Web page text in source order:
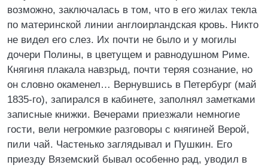
возможно, заключалась в том, что в его жилах текла
по материнской линии англоирландская кровь. Никто
не видел его слез. Их почти не было и у могилы
дочери Полины, в цветущем и равнодушном Риме.
Княгиня плакала навзрыд, почти теряя сознание, но
он словно окаменел… Вернувшись в Петербург (май
1835-го), запирался в кабинете, заполнял заметками
записные книжки. Вечерами приезжали немногие
гости, вели негромкие разговоры с княгиней Верой,
пили чай. Частенько заглядывал и Пушкин. Его
приезду Вяземский бывал особенно рад, уводил в